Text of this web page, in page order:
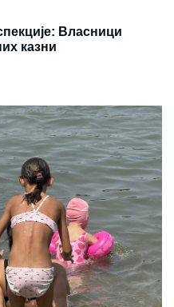
Власници
казни